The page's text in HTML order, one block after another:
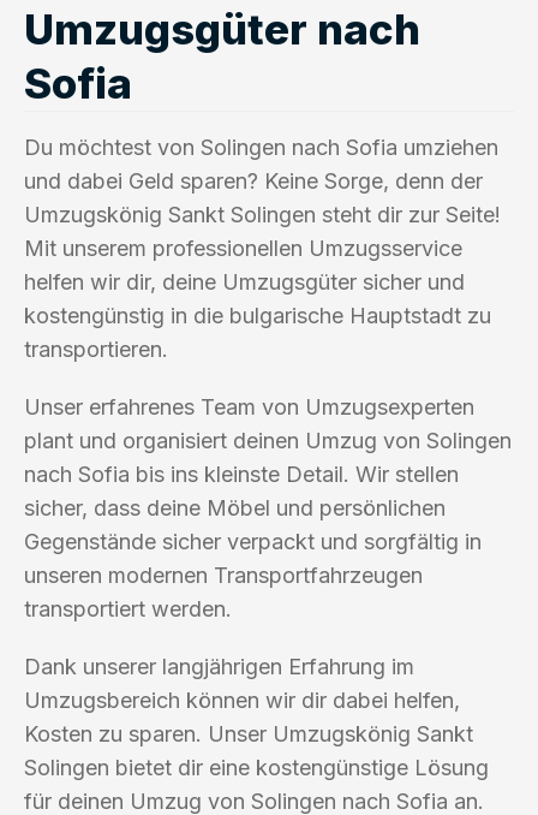
Umzugsgüter nach
Sofia
Du möchtest von Solingen nach Sofia umziehen
und dabei Geld sparen? Keine Sorge, denn der
Umzugskönig Sankt Solingen steht dir zur Seite!
Mit unserem professionellen Umzugsservice
helfen wir dir, deine Umzugsgüter sicher und
kostengünstig in die bulgarische Hauptstadt zu
transportieren.
Unser erfahrenes Team von Umzugsexperten
plant und organisiert deinen Umzug von Solingen
nach Sofia bis ins kleinste Detail. Wir stellen
sicher, dass deine Möbel und persönlichen
Gegenstände sicher verpackt und sorgfältig in
unseren modernen Transportfahrzeugen
transportiert werden.
Dank unserer langjährigen Erfahrung im
Umzugsbereich können wir dir dabei helfen,
Kosten zu sparen. Unser Umzugskönig Sankt
Solingen bietet dir eine kostengünstige Lösung
für deinen Umzug von Solingen nach Sofia an.